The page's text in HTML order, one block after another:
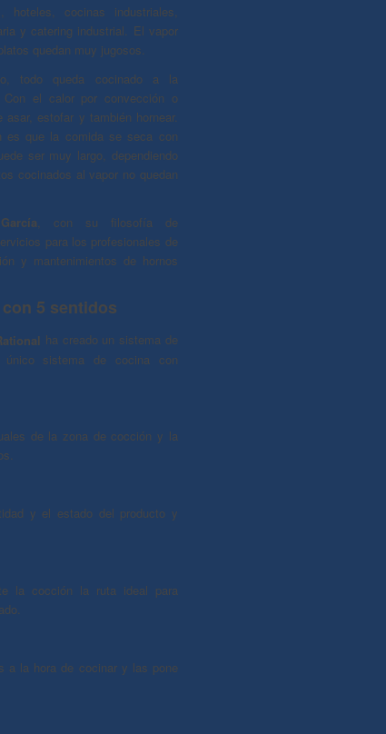
hoteles, cocinas industriales,
y catering industrial. El vapor
quedan muy jugosos.
todo queda cocinado a la
Con el calor por convección o
estofar y también hornear.
es que la comida se seca con
ser muy largo, dependiendo
cocinados al vapor no quedan
, con su filosofía de
para los profesionales de
y mantenimientos de hornos
5 sentidos
ha creado un sistema de
sistema de cocina con
de la zona de cocción y la
y el estado del producto y
la cocción la ruta ideal para
a la hora de cocinar y las pone